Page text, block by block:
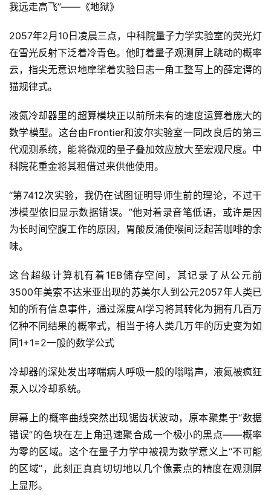
我远走高飞”——《地狱》
2057年2月10日凌晨三点，中科院量子力学实验室的荧光灯
在雪光反射下泛着冷青色。他盯着量子观测屏上跳动的概率
云，指尖无意识地摩挲着实验日志一角工整写上的薛定谔的
猫规律式。
液氮冷却器里的超算模块正以前所未有的速度运算着庞大的
数学模型。这台由Frontier和波尔实验室一同改良后的第三
代观测系统，能将微观的量子叠加效应放大至宏观尺度。中
科院花重金将其租借过来供他使用。
“第7412次实验，我仍在试图证明导师生前的理论，不过干
涉模型依旧显示数据错误。”他对着录音笔低语，或许是因
为长时间空腹工作的原因，胃酸反涌使喉间泛起苦咖啡的余
味。
这台超级计算机有着1EB储存空间，其记录了从公元前
3500年美索不达米亚出现的苏美尔人到公元2057年人类已
知的所有信息事件，通过深度AI学习将其转化为拥有几百万
亿种不同结果的概率式，相当于将人类几万年的历史变为如
同1+1=2一般的数学公式
冷却器的深处发出哮喘病人呼吸一般的嗡嗡声，液氮被疯狂
泵入以冷却系统。
屏幕上的概率曲线突然出现锯齿状波动，原本聚集于“数据
错误”的色块在左上角迅速聚合成一个极小的黑点——概率
为零的区域。这个在量子力学中被视为数学意义上“不可能
的区域”，此刻正真真切切地以几个像素点的精度在观测屏
上显形。